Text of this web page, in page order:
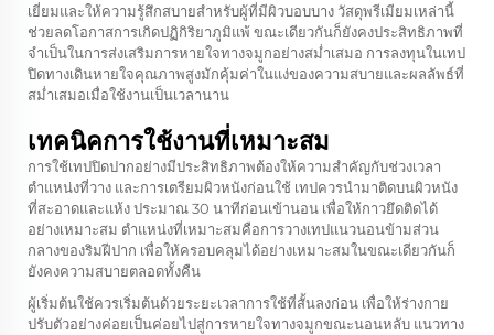
เยี่ยมและให้ความรู้สึกสบายสำหรับผู้ที่มีผิวบอบบาง วัสดุพรีเมียมเหล่านี้
ช่วยลดโอกาสการเกิดปฏิกิริยาภูมิแพ้ ขณะเดียวกันก็ยังคงประสิทธิภาพที่
จำเป็นในการส่งเสริมการหายใจทางจมูกอย่างสม่ำเสมอ การลงทุนในเทป
ปิดทางเดินหายใจคุณภาพสูงมักคุ้มค่าในแง่ของความสบายและผลลัพธ์ที่
สม่ำเสมอเมื่อใช้งานเป็นเวลานาน
เทคนิคการใช้งานที่เหมาะสม
การใช้เทปปิดปากอย่างมีประสิทธิภาพต้องให้ความสำคัญกับช่วงเวลา
ตำแหน่งที่วาง และการเตรียมผิวหนังก่อนใช้ เทปควรนำมาติดบนผิวหนัง
ที่สะอาดและแห้ง ประมาณ 30 นาทีก่อนเข้านอน เพื่อให้กาวยึดติดได้
อย่างเหมาะสม ตำแหน่งที่เหมาะสมคือการวางเทปแนวนอนข้ามส่วน
กลางของริมฝีปาก เพื่อให้ครอบคลุมได้อย่างเหมาะสมในขณะเดียวกันก็
ยังคงความสบายตลอดทั้งคืน
ผู้เริ่มต้นใช้ควรเริ่มต้นด้วยระยะเวลาการใช้ที่สั้นลงก่อน เพื่อให้ร่างกาย
ปรับตัวอย่างค่อยเป็นค่อยไปสู่การหายใจทางจมูกขณะนอนหลับ แนวทาง